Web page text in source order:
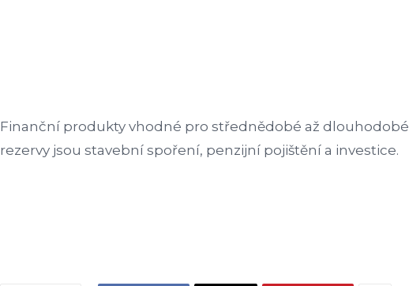
Finanční produkty vhodné pro střednědobé až dlouhodobé
rezervy jsou stavební spoření, penzijní pojištění a investice.